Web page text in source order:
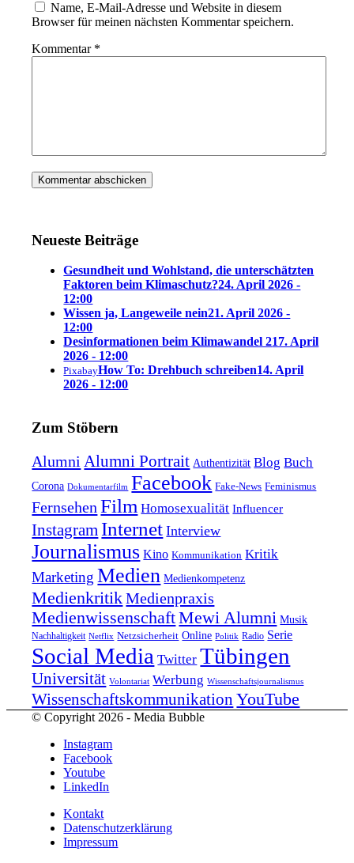
Name, E-Mail-Adresse und Website in diesem
Browser für meinen nächsten Kommentar speichern.
Kommentar *
Neueste Beiträge
Gesundheit und Wohlstand, die unterschätzten
Faktoren beim Klimaschutz?24. April 2026 -
12:00
Wissen ja, Langeweile nein21. April 2026 -
12:00
Desinformationen beim Klimawandel 217. April
2026 - 12:00
PixabayHow To: Drehbuch schreiben14. April
2026 - 12:00
Zum Stöbern
Alumni Alumni Portrait Authentizität Blog Buch
Corona Dokumentarfilm Facebook Fake-News Feminismus
Fernsehen Film Homosexualität Influencer
Instagram Internet Interview
Journalismus Kino Kommunikation Kritik
Marketing Medien Medienkompetenz
Medienkritik Medienpraxis
MedienwissenschaftMewi Alumni Musik
Nachhaltigkeit Netflix Netzsicherheit Online Politik Radio Serie
Social Media Twitter Tübingen
Universität Volontariat Werbung Wissenschaftsjournalismus
Wissenschaftskommunikation YouTube
© Copyright 2026 - Media Bubble
Instagram
Facebook
Youtube
LinkedIn
Kontakt
Datenschutzerklärung
Impressum